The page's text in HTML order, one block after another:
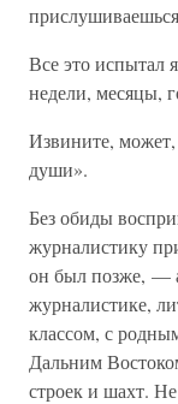
Все это испытал
недели, месяцы,
Извините, может,
души».
Без обиды
журналистику
он был позже, —
журналистике,
классом, с
Дальним
строек и шахт.